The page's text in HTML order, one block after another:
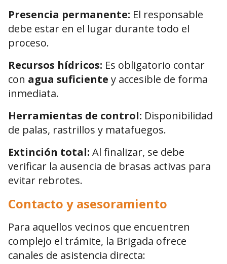
Presencia permanente: El responsable
debe estar en el lugar durante todo el
proceso.
Recursos hídricos: Es obligatorio contar
con agua suficiente y accesible de forma
inmediata.
Herramientas de control: Disponibilidad
de palas, rastrillos y matafuegos.
Extinción total: Al finalizar, se debe
verificar la ausencia de brasas activas para
evitar rebrotes.
Contacto y asesoramiento
Para aquellos vecinos que encuentren
complejo el trámite, la Brigada ofrece
canales de asistencia directa: